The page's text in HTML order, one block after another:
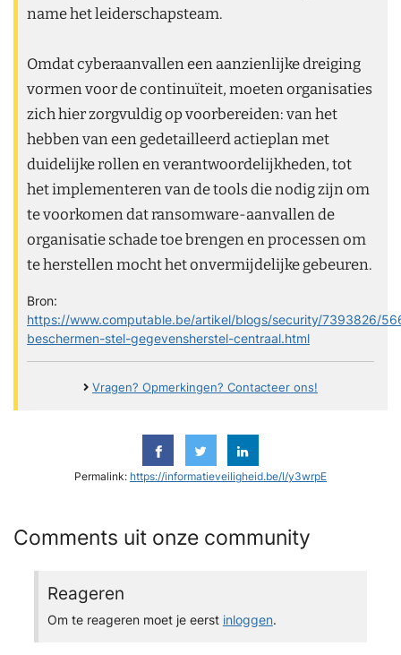
name het leiderschapsteam.
Omdat cyberaanvallen een aanzienlijke dreiging
vormen voor de continuïteit, moeten organisaties
zich hier zorgvuldig op voorbereiden: van het
hebben van een gedetailleerd actieplan met
duidelijke rollen en verantwoordelijkheden, tot
het implementeren van de tools die nodig zijn om
te voorkomen dat ransomware-aanvallen de
organisatie schade toe brengen en processen om
te herstellen mocht het onvermijdelijke gebeuren.
Bron:
https://www.computable.be/artikel/blogs/security/7393826/
beschermen-stel-gegevensherstel-centraal.html
Vragen? Opmerkingen? Contacteer ons!
Permalink: https://informatieveiligheid.be/l/y3wrpE
Comments uit onze community
Reageren
Om te reageren moet je eerst inloggen.